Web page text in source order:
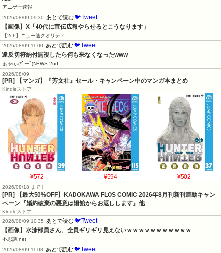
アニゲー速報
2026/08/09 09:30
あとで読む 🐦Tweet
【画像】X「40代に宣伝広報やらせるとこうなります」
【2ch】ニュー速クオリティ
2026/08/09 11:00
あとで読む 🐦Tweet
違反切符納付無視したら何も来なくなったwww
ぁゃιぃ(*ﾟーﾟ)NEWS 2nd
2026/08/09
[PR] 【マンガ】『芳文社』セール・キャンペーン中のマンガ本まとめ
Kindleストア
¥572 ¥594 ¥502
2026/08/18 まで！
[PR] 【最大50%OFF】KADOKAWA FLOS COMIC 2026年8月刊新刊連動キャン
ペーン『婚約破棄の悪意は娼館からお返しします』他
Kindleストア
2026/08/09 10:35
あとで読む 🐦Tweet
【画像】水泳部員さん、全員ギリギリ見えないｗｗｗｗｗｗｗｗｗｗｗ
不思議.net
2026/08/09 11:08
あとで読む 🐦Tweet